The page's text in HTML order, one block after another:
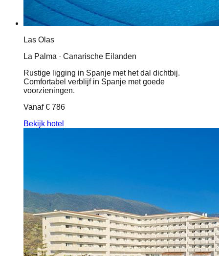
Las Olas
La Palma · Canarische Eilanden
Rustige ligging in Spanje met het dal dichtbij.
Comfortabel verblijf in Spanje met goede
voorzieningen.
Vanaf€ 786
Bekijk hotel